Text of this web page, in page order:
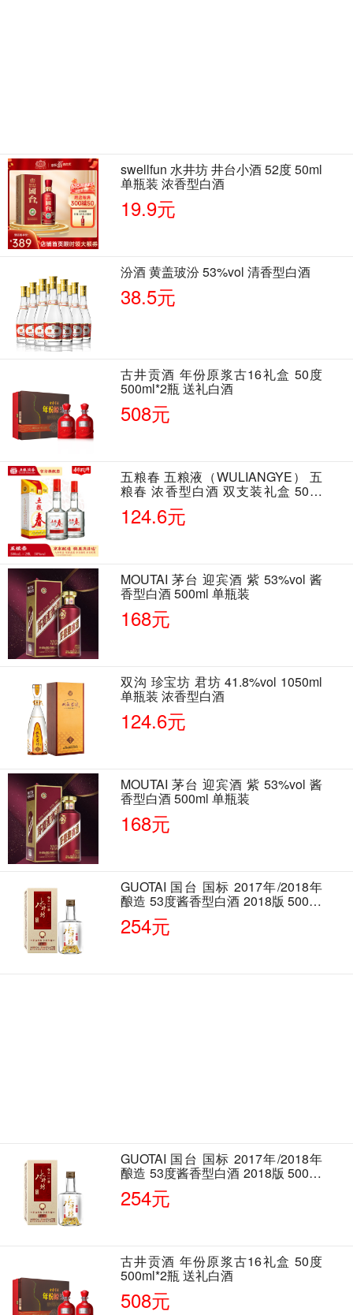
swellfun 水井坊 井台小酒 52度 50ml
单瓶装 浓香型白酒
19.9元
汾酒 黄盖玻汾 53%vol 清香型白酒
38.5元
古井贡酒 年份原浆古16礼盒 50度
500ml*2瓶 送礼白酒
508元
五粮春 五粮液（WULIANGYE） 五
粮春 浓香型白酒 双支装礼盒 50度
500ml*2瓶 含酒具
124.6元
MOUTAI 茅台 迎宾酒 紫 53%vol 酱
香型白酒 500ml 单瓶装
168元
双沟 珍宝坊 君坊 41.8%vol 1050ml
单瓶装 浓香型白酒
124.6元
MOUTAI 茅台 迎宾酒 紫 53%vol 酱
香型白酒 500ml 单瓶装
168元
GUOTAI 国台 国标 2017年/2018年
酿造 53度酱香型白酒 2018版 500ml
单瓶装
254元
GUOTAI 国台 国标 2017年/2018年
酿造 53度酱香型白酒 2018版 500ml
单瓶装
254元
古井贡酒 年份原浆古16礼盒 50度
500ml*2瓶 送礼白酒
508元